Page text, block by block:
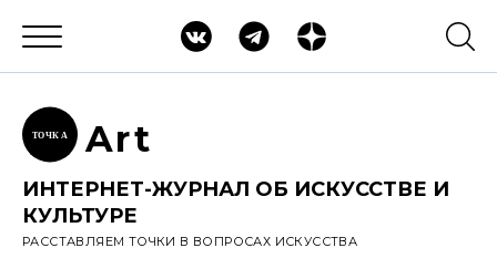
ТОЧК А Art
ИНТЕРНЕТ-ЖУРНАЛ ОБ ИСКУССТВЕ И
КУЛЬТУРЕ
РАССТАВЛЯЕМ ТОЧКИ В ВОПРОСАХ ИСКУССТВА